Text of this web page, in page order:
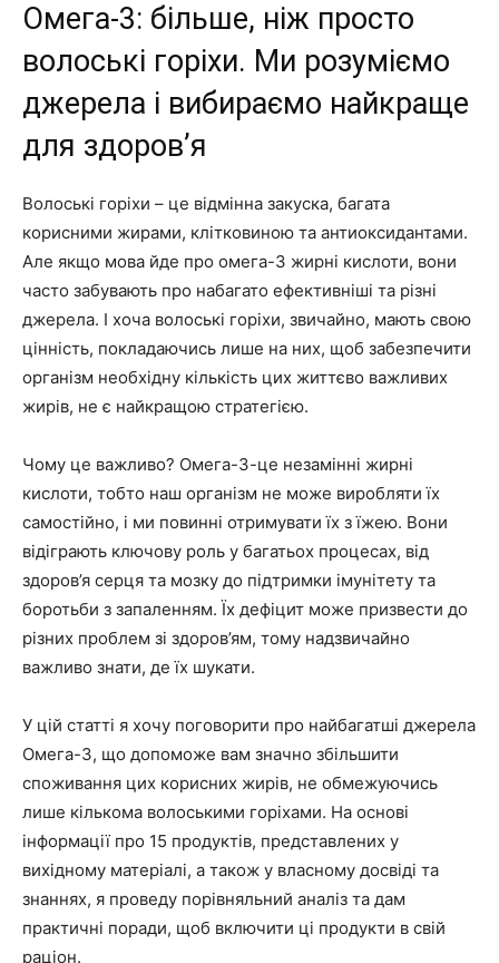
Омега-3: більше, ніж просто
волоські горіхи. Ми розуміємо
джерела і вибираємо найкраще
для здоров’я
Волоські горіхи – це відмінна закуска, багата
корисними жирами, клітковиною та антиоксидантами.
Але якщо мова йде про омега-3 жирні кислоти, вони
часто забувають про набагато ефективніші та різні
джерела. І хоча волоські горіхи, звичайно, мають свою
цінність, покладаючись лише на них, щоб забезпечити
організм необхідну кількість цих життєво важливих
жирів, не є найкращою стратегією.
Чому це важливо? Омега-3-це незамінні жирні
кислоти, тобто наш організм не може виробляти їх
самостійно, і ми повинні отримувати їх з їжею. Вони
відіграють ключову роль у багатьох процесах, від
здоров’я серця та мозку до підтримки імунітету та
боротьби з запаленням. Їх дефіцит може призвести до
різних проблем зі здоров’ям, тому надзвичайно
важливо знати, де їх шукати.
У цій статті я хочу поговорити про найбагатші джерела
Омега-3, що допоможе вам значно збільшити
споживання цих корисних жирів, не обмежуючись
лише кількома волоськими горіхами. На основі
інформації про 15 продуктів, представлених у
вихідному матеріалі, а також у власному досвіді та
знаннях, я проведу порівняльний аналіз та дам
практичні поради, щоб включити ці продукти в свій
раціон.